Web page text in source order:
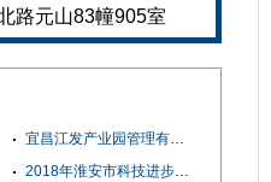
路元山83幢905室